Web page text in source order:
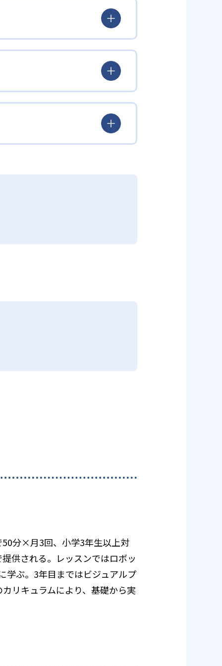
ット教材を貸し出すため、教材
点が魅力である。
して協力しながら問題解決に取
る相手とペアを組み、柔軟な思
いられるPython言語を習得して
ングを学習できる。アイコン
語のPythonを用いてロボットの
力と問題解決力を育成できる。
2人1組で1台のロボットを使用
会への参加機会など、学びの成
年半の長期の継続カリキュラ
50分×月3回、小学3年生以上対
供される。レッスンではロボッ
学ぶ。3年目まではビジュアルプ
リキュラムにより、基礎から実